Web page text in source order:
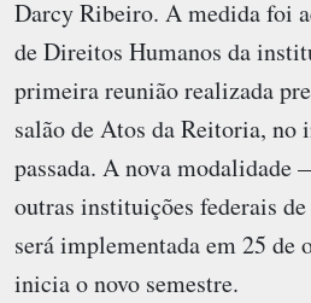
Darcy Ribeiro. A medida foi
de Direitos Humanos da
primeira reunião realizada
salão de Atos da Reitoria, no
passada. A nova modalidade
outras instituições federais
será implementada em 25 de
inicia o novo semestre.